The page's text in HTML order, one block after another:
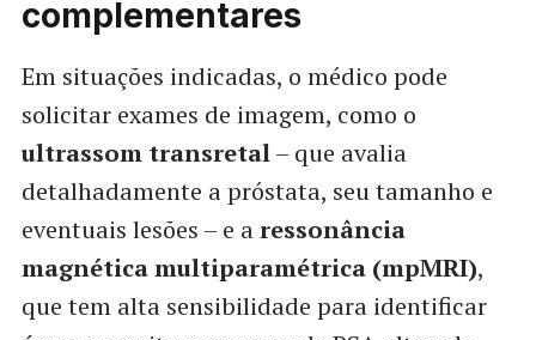
complementares
Em situações indicadas, o médico pode
solicitar exames de imagem, como o
ultrassom transretal– que avalia
detalhadamente a próstata, seu tamanho e
eventuais lesões – e aressonância
magnética multiparamétrica (mpMRI),
que tem alta sensibilidade para identificar